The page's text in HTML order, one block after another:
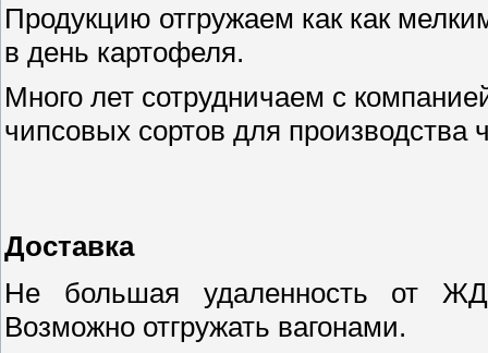
Продукцию отгружаем как как
в день картофеля.
Много лет сотрудничаем с
чипсовых сортов для производства
Доставка
Не большая удаленность от
Возможно отгружать вагонами.